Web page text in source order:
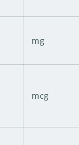
mg
mcg